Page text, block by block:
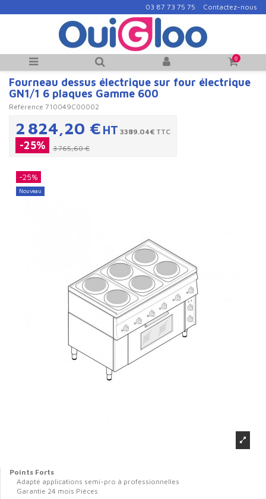
03 87 73 75 75 Contactez-nous
0
Fourneau dessus électrique sur four électrique
GN1/1 6 plaques Gamme 600
Référence 710049C00002
2 824,20 € HT 3389.04€ TTC
-25% 3 765,60 €
-25%
Nouveau
Points Forts
Adapté applications semi-pro à professionnelles
Garantie 24 mois Pièces